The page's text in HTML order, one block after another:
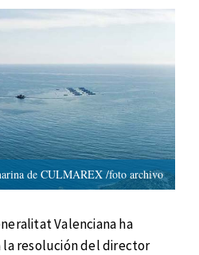
de CULMAREX /foto archivo
Valenciana ha
la resolución del director